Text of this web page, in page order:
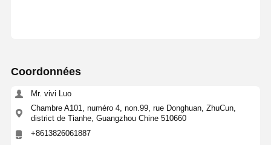
Coordonnées
Mr. vivi Luo
Chambre A101, numéro 4, non.99, rue Donghuan, ZhuCun,
district de Tianhe, Guangzhou Chine 510660
+8613826061887